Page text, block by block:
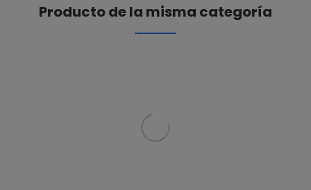
Producto de la misma categoría